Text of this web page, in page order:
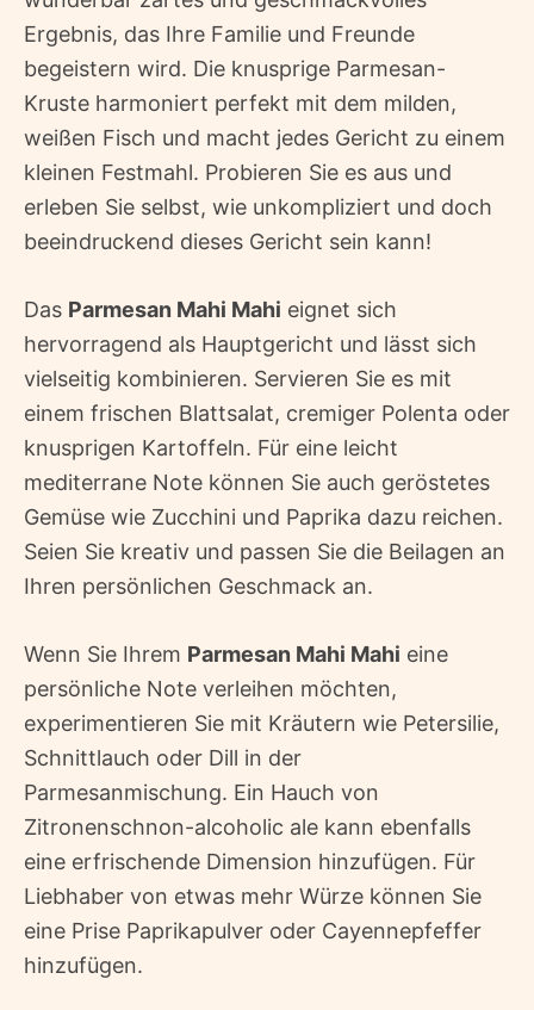
Ergebnis, das Ihre Familie und Freunde
begeistern wird. Die knusprige Parmesan-
Kruste harmoniert perfekt mit dem milden,
weißen Fisch und macht jedes Gericht zu einem
kleinen Festmahl. Probieren Sie es aus und
erleben Sie selbst, wie unkompliziert und doch
beeindruckend dieses Gericht sein kann!
Das Parmesan Mahi Mahi eignet sich
hervorragend als Hauptgericht und lässt sich
vielseitig kombinieren. Servieren Sie es mit
einem frischen Blattsalat, cremiger Polenta oder
knusprigen Kartoffeln. Für eine leicht
mediterrane Note können Sie auch geröstetes
Gemüse wie Zucchini und Paprika dazu reichen.
Seien Sie kreativ und passen Sie die Beilagen an
Ihren persönlichen Geschmack an.
Wenn Sie Ihrem Parmesan Mahi Mahi eine
persönliche Note verleihen möchten,
experimentieren Sie mit Kräutern wie Petersilie,
Schnittlauch oder Dill in der
Parmesanmischung. Ein Hauch von
Zitronenschnon-alcoholic ale kann ebenfalls
eine erfrischende Dimension hinzufügen. Für
Liebhaber von etwas mehr Würze können Sie
eine Prise Paprikapulver oder Cayennepfeffer
hinzufügen.